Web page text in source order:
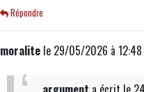
Répondre
moralitele 29/05/2026 à 12:48